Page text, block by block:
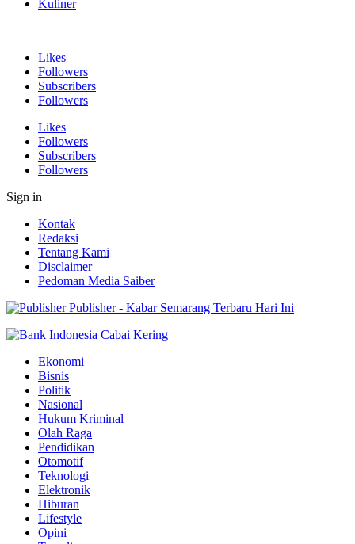
Kuliner
Likes
Followers
Subscribers
Followers
Likes
Followers
Subscribers
Followers
Sign in
Kontak
Redaksi
Tentang Kami
Disclaimer
Pedoman Media Saiber
Publisher - Kabar Semarang Terbaru Hari Ini
Ekonomi
Bisnis
Politik
Nasional
Hukum Kriminal
Olah Raga
Pendidikan
Otomotif
Teknologi
Elektronik
Hiburan
Lifestyle
Opini